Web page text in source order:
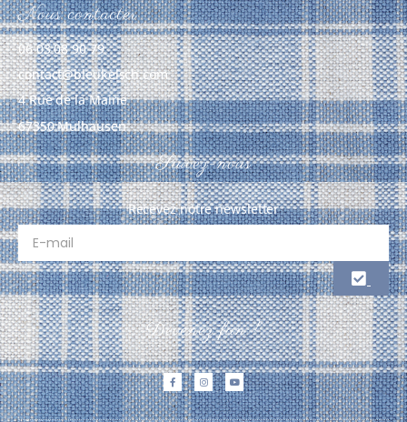
Nous contacter
06 03 08 90 79
contact@bleukelsch.com
4 Rue de la Mairie
67350 Mulhausen
Suivez-nous
Recevez notre newsletter
Devenez fan !